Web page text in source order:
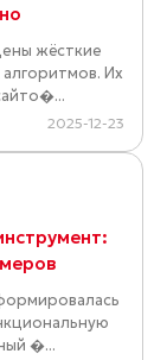
жёсткие
Их
2025-12-23
�...